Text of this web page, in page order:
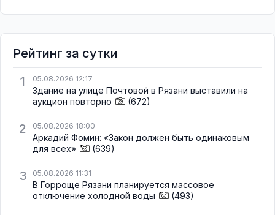
Рейтинг за сутки
1
05.08.2026 12:17
Здание на улице Почтовой в Рязани выставили на
аукцион повторно
(672)
2 05.08.2026 18:00
Аркадий Фомин: «Закон должен быть одинаковым
для всех»
(639)
3 05.08.2026 11:31
В Горроще Рязани планируется массовое
отключение холодной воды
(493)